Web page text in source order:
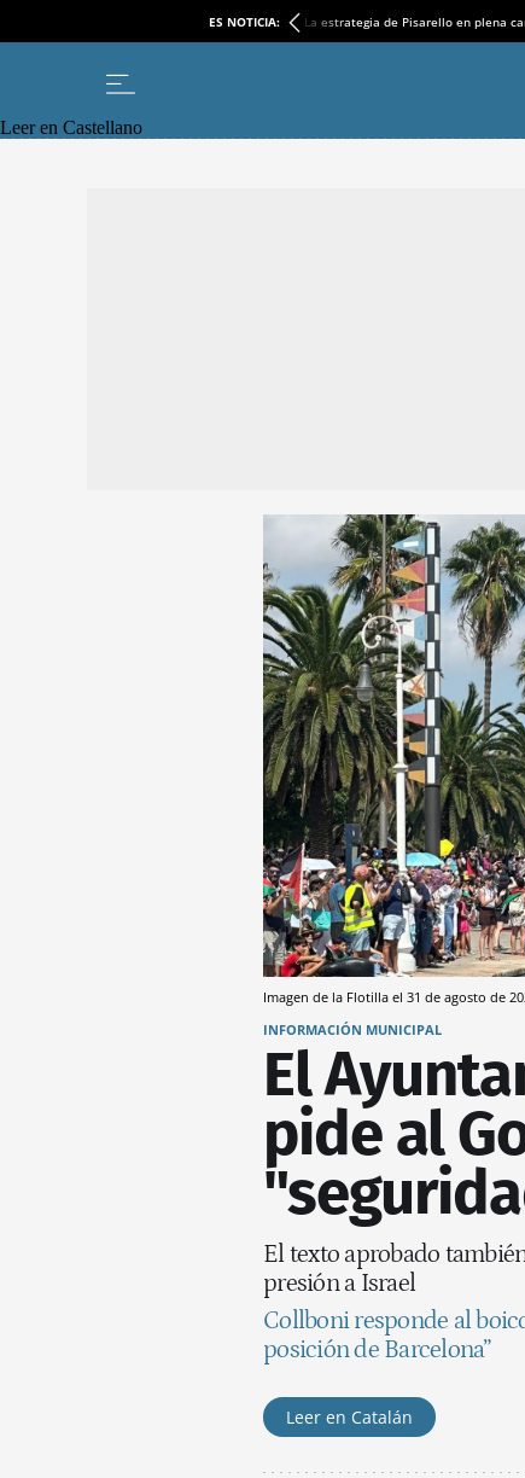
ES NOTICIA: La estrategia de Pisarello en plena
Leer en Castellano
Imagen de la Flotilla el 31 de agosto de
INFORMACIÓN MUNICIPAL
El
pide al
El texto aprobado
presión a Israel
Collboni responde al
posición de Barcelona”
Leer en Catalán